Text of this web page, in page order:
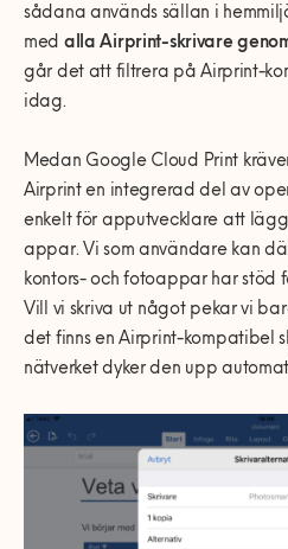
sådana används sällan i
med alla Airprint-skrivare
går det att filtrera på Airprint-
idag.
Medan Google Cloud Print
Airprint en integrerad del av
enkelt för apputvecklare att
appar. Vi som användare kan
kontors- och fotoappar har stöd
Vill vi skriva ut något pekar vi
det finns en Airprint-kompatibel
nätverket dyker den upp